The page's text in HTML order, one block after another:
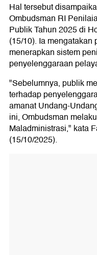
Hal tersebut
Ombudsman RI
Publik Tahun 2025 di
(15/10). Ia
menerapkan sistem
penyelenggaraan
"Sebelumnya, publik
terhadap
amanat Undang-
ini, Ombudsman
Maladministrasi," kata
(15/10/2025).